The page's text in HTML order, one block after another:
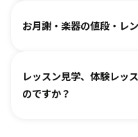
オンラインレッスン対応
どうぞお連れください。
お月謝・楽器の値段・レ
お月謝は教室により異な
ださい。
レッスン見学、体験レッ
のですか？